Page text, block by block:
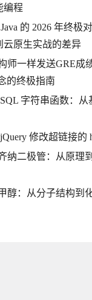
编程
的 2026 年终极
云原生实战的差异
师一样发送GRE成
的终极指南
字符串函数：从
修改超链接的
纳二极管：从原理
醇：从分子结构到